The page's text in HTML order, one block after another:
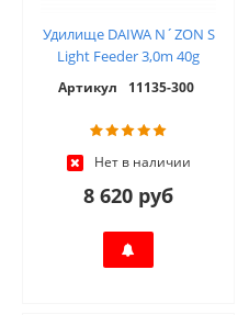
Удилище DAIWA N´ZON S
Light Feeder 3,0m 40g
Артикул 11135-300
Нет в наличии
8 620 руб